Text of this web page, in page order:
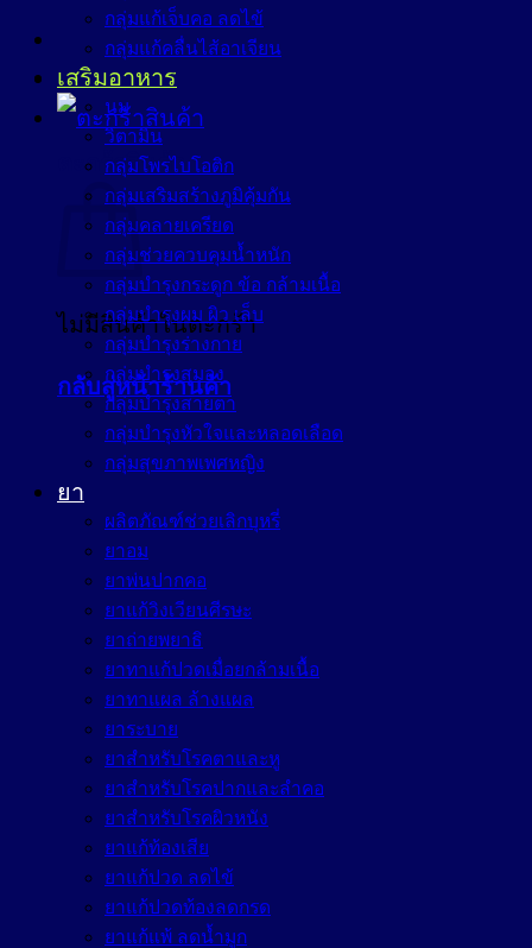
ตะกร้าสินค้า
ไม่มีสินค้าในตะกร้า
กลับสู่หน้าร้านค้า
กลุ่มแก้เจ็บคอ ลดไข้
กลุ่มแก้คลื่นไส้อาเจียน
เสริมอาหาร
นม
วิตามิน
กลุ่มโพรไบโอติก
กลุ่มเสริมสร้างภูมิคุ้มกัน
กลุ่มคลายเครียด
กลุ่มช่วยควบคุมน้ำหนัก
กลุ่มบำรุงกระดูก ข้อ กล้ามเนื้อ
กลุ่มบำรุงผม ผิว เล็บ
กลุ่มบำรุงร่างกาย
กลุ่มบำรุงสมอง
กลุ่มบำรุงสายตา
กลุ่มบำรุงหัวใจและหลอดเลือด
กลุ่มสุขภาพเพศหญิง
ยา
ผลิตภัณฑ์ช่วยเลิกบุหรี่
ยาอม
ยาพ่นปากคอ
ยาแก้วิงเวียนศีรษะ
ยาถ่ายพยาธิ
ยาทาแก้ปวดเมื่อยกล้ามเนื้อ
ยาทาแผล ล้างแผล
ยาระบาย
ยาสำหรับโรคตาและหู
ยาสำหรับโรคปากและลำคอ
ยาสำหรับโรคผิวหนัง
ยาแก้ท้องเสีย
ยาแก้ปวด ลดไข้
ยาแก้ปวดท้องลดกรด
ยาแก้แพ้ ลดน้ำมูก